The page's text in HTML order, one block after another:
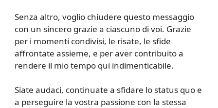
Senza altro, voglio chiudere questo messaggio
con un sincero grazie a ciascuno di voi. Grazie
per i momenti condivisi, le risate, le sfide
affrontate assieme, e per aver contribuito a
rendere il mio tempo qui indimenticabile.
Siate audaci, continuate a sfidare lo status quo e
a perseguire la vostra passione con la stessa